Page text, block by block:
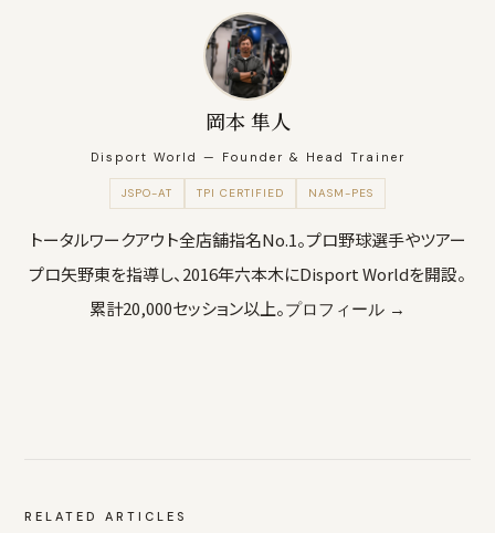
岡本 隼人
Disport World — Founder & Head Trainer
JSPO-AT TPI CERTIFIED NASM-PES
トータルワークアウト全店舗指名No.1。プロ野球選手やツアー
プロ矢野東を指導し、2016年六本木にDisport Worldを開設。
累計20,000セッション以上。プロフィール →
RELATED ARTICLES